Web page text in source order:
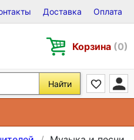
на Виниле, CD и DVD
Доставка Оплата
Корзина (0)
Найти